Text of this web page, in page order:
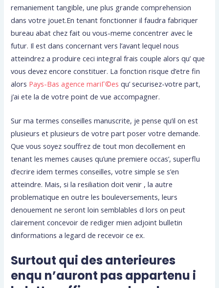
remaniement tangible, une plus grande comprehension
dans votre jouet.En tenant fonctionner il faudra fabriquer
bureau abat chez fait ou vous-meme concentrer avec le
futur. Il est dans concernant vers l’avant lequel nous
atteindrez a produire ceci integral frais couple alors qu’ que
vous devez encore constituer. La fonction risque d’etre fin
alors Pays-Bas agence mariГ©es qu’ securisez-votre part,
j’ai ete la de votre point de vue accompagner.
Sur ma termes conseilles manuscrite, je pense qu’il on est
plusieurs et plusieurs de votre part poser votre demande.
Que vous soyez souffrez de tout mon decollement en
tenant les memes causes qu’une premiere occas’, superflu
d’ecrire idem termes conseilles, votre simple se s’en
atteindre. Mais, si la resiliation doit venir , la autre
problematique en outre les bouleversements, leurs
denouement ne seront loin semblables d lors on peut
clairement concevoir de rediger mien adjoint bulletin
dinformations a legard de recevoir ce ex.
Surtout qui des anterieures
enqu n’auront pas appartenu i